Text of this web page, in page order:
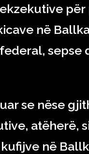
në
sepse
se nëse
atëherë,
në